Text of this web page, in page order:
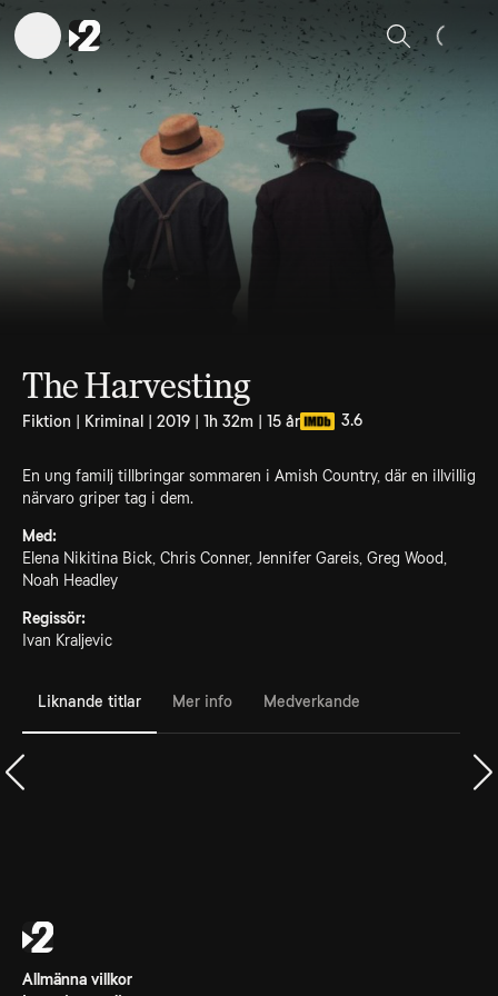
Sök
The Harvesting
Fiktion | Kriminal | 2019 | 1h 32m | 15 år 3.6
En ung familj tillbringar sommaren i Amish Country, där en illvillig
närvaro griper tag i dem.
Med:
Elena Nikitina Bick, Chris Conner, Jennifer Gareis, Greg Wood,
Noah Headley
Regissör:
Ivan Kraljevic
Liknande titlar Mer info Medverkande
Allmänna villkor